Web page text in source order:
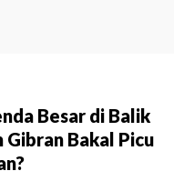
Besar di Balik
Gibran Bakal Picu